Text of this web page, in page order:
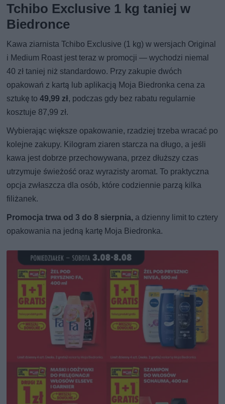
Tchibo Exclusive 1 kg taniej w
Biedronce
Kawa ziarnista Tchibo Exclusive (1 kg) w wersjach Original
i Medium Roast jest teraz w promocji — wychodzi niemal
40 zł taniej niż standardowo. Przy zakupie dwóch
opakowań z kartą lub aplikacją Moja Biedronka cena za
sztukę to49,99 zł, podczas gdy bez rabatu regularnie
kosztuje 87,99 zł.
Wybierając większe opakowanie, rzadziej trzeba wracać po
kolejne zakupy. Kilogram ziaren starcza na długo, a jeśli
kawa jest dobrze przechowywana, przez dłuższy czas
utrzymuje świeżość oraz wyrazisty aromat. To praktyczna
opcja zwłaszcza dla osób, które codziennie parzą kilka
filiżanek.
Promocja trwa od 3 do 8 sierpnia, a dzienny limit to cztery
opakowania na jedną kartę Moja Biedronka.